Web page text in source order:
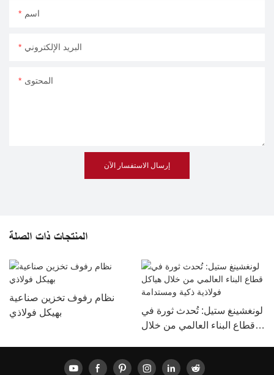
اسم
البريد الإلكتروني
المحتوى
إرسال الاستفسار الآن
المنتجات ذات الصلة
نظام رفوف تخزين صناعية
بهيكل فولاذي
لونغشينغ ستيل: تُحدث ثورة في
قطاع البناء العالمي من خلال